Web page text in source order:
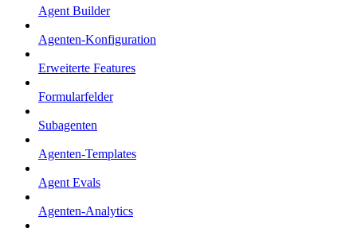
Agent Builder
Agenten-Konfiguration
Erweiterte Features
Formularfelder
Subagenten
Agenten-Templates
Agent Evals
Agenten-Analytics